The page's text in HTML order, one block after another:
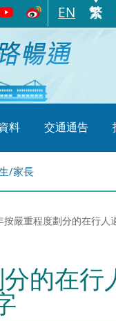
EN 繁
料 交通通告
/家長
嚴重程度劃分的在行人
的在行